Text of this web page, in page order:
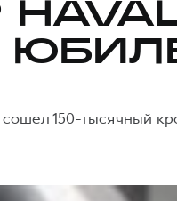
150-тысячный